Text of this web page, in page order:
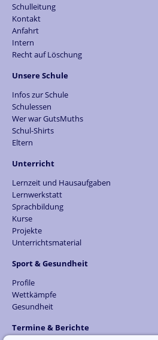
Schulleitung
Kontakt
Anfahrt
Intern
Recht auf Löschung
Unsere Schule
Infos zur Schule
Schulessen
Wer war GutsMuths
Schul-Shirts
Eltern
Unterricht
Lernzeit und Hausaufgaben
Lernwerkstatt
Sprachbildung
Kurse
Projekte
Unterrichtsmaterial
Sport & Gesundheit
Profile
Wettkämpfe
Gesundheit
Termine & Berichte